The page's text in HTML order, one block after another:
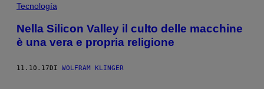
Tecnología
Nella Silicon Valley il culto delle macchine
è una vera e propria religione
11.10.17 DI WOLFRAM KLINGER